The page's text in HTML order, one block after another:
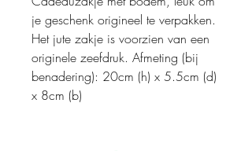
je geschenk origineel te verpakken.
Het jute zakje is voorzien van een
originele zeefdruk. Afmeting (bij
benadering): 20cm (h) x 5.5cm (d)
x 8cm (b)